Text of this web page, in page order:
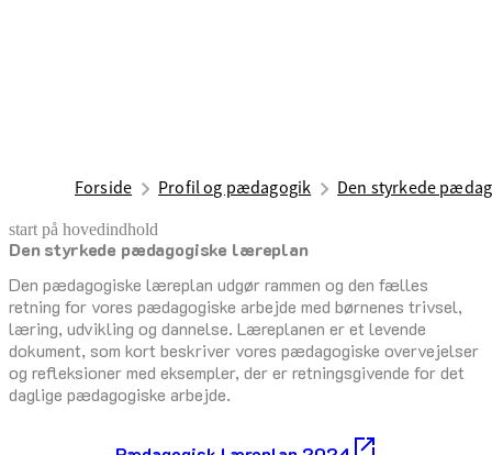
Forside Profil og pædagogik Den styrkede
start på hovedindhold
Den styrkede pædagogiske læreplan
Den pædagogiske læreplan udgør rammen og den fælles
retning for vores pædagogiske arbejde med børnenes trivsel,
læring, udvikling og dannelse. Læreplanen er et levende
dokument, som kort beskriver vores pædagogiske overvejelser
og refleksioner med eksempler, der er retningsgivende for det
daglige pædagogiske arbejde.
senest opdateret 14. juli 2025